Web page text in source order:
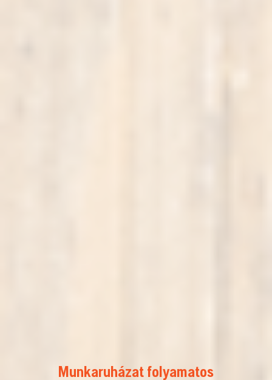
Munkaruházat folyamatos